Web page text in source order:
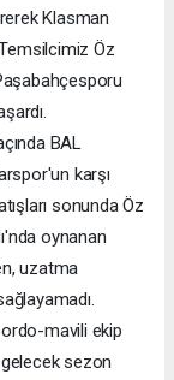
Klasman
Öz
BAL
karşı
sonunda Öz
oynanan
uzatma
mavili ekip
sezon